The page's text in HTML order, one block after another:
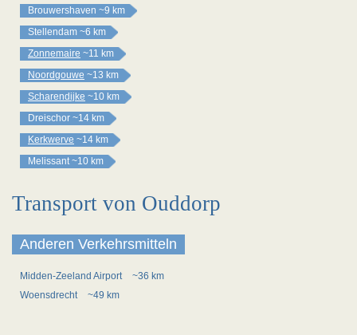
Brouwershaven ~9 km
Stellendam ~6 km
Zonnemaire ~11 km
Noordgouwe ~13 km
Scharendijke ~10 km
Dreischor ~14 km
Kerkwerve ~14 km
Melissant ~10 km
Transport von Ouddorp
Anderen Verkehrsmitteln
Midden-Zeeland Airport
~36 km
Woensdrecht
~49 km